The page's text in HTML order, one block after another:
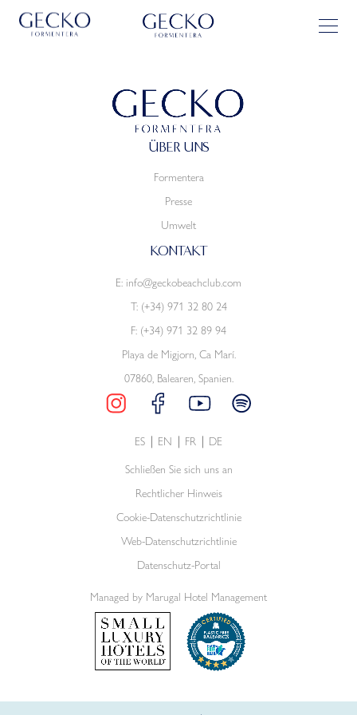
ÜBER UNS
Formentera
Presse
Umwelt
KONTAKT
E: info@geckobeachclub.com
T: (+34) 971 32 80 24
F: (+34) 971 32 89 94
Playa de Migjorn, Ca Marí.
07860, Balearen, Spanien.
ES EN FR
DE
Schließen Sie sich uns an
Rechtlicher Hinweis
Cookie-Datenschutzrichtlinie
Web-Datenschutzrichtlinie
Datenschutz-Portal
Managed by Marugal Hotel Management